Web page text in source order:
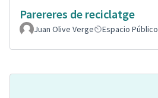
Parereres de reciclatge
Juan Olive Verge
Espacio Público